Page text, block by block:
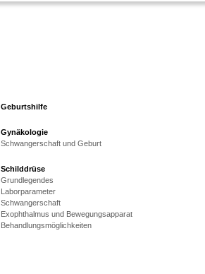
Geburtshilfe
Gynäkologie
Schwangerschaft und Geburt
Schilddrüse
Grundlegendes
Laborparameter
Schwangerschaft
Exophthalmus und Bewegungsapparat
Behandlungsmöglichkeiten